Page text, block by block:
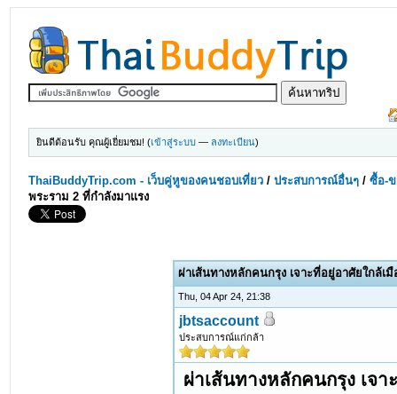
ยินดีต้อนรับ คุณผู้เยี่ยมชม! (เข้าสู่ระบบ — ลงทะเบียน)
ThaiBuddyTrip.com - เว็บคู่หูของคนชอบเที่ยว /ประสบการณ์อื่นๆ /ซื้อ-ข
พระราม 2 ที่กำลังมาแรง
ผ่าเส้นทางหลักคนกรุง เจาะที่อยู่อาศัยใกล้เ
Thu, 04 Apr 24, 21:38
jbtsaccount
ประสบการณ์แก่กล้า
ผ่าเส้นทางหลักคนกรุง เจ